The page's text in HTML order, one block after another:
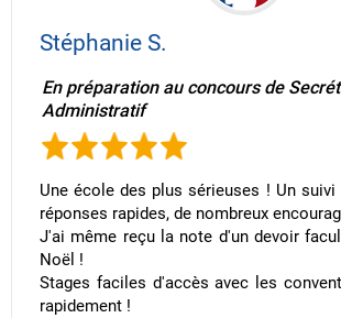
Stéphanie S.
En préparation au concours de
Administratif
Une école des plus sérieuses ! Un suivi
réponses rapides, de nombreux
J'ai même reçu la note d'un devoir
Noël !
Stages faciles d'accès avec les
rapidement !